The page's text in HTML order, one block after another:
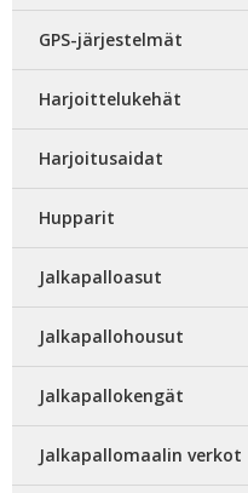
GPS-järjestelmät
Harjoittelukehät
Harjoitusaidat
Hupparit
Jalkapalloasut
Jalkapallohousut
Jalkapallokengät
Jalkapallomaalin verkot